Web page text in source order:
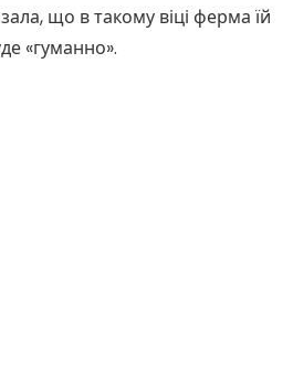
що в такому віці ферма їй
«гуманно».